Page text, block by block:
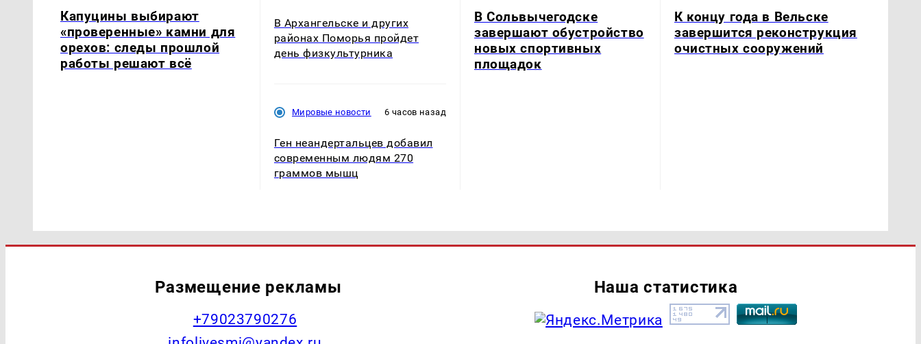
Капуцины выбирают
«проверенные» камни для
орехов: следы прошлой
работы решают всё
В Архангельске и других
районах Поморья пройдет
день физкультурника
Мировые новости 6 часов назад
Ген неандертальцев добавил
современным людям 270
граммов мышц
В Сольвычегодске
завершают обустройство
новых спортивных
площадок
К концу года в Вельске
завершится реконструкция
очистных сооружений
Размещение рекламы
+79023790276
Наша статистика